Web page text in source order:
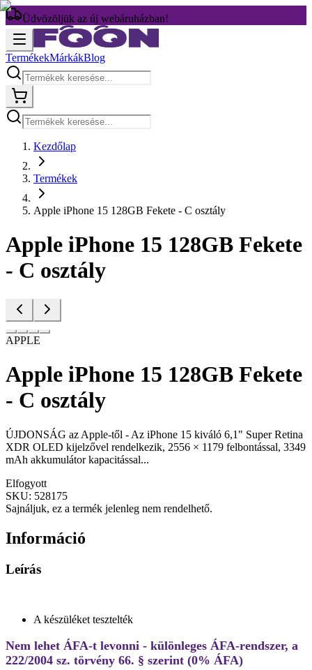
Üdvözöljük az új webáruházban!
TermékekMárkákBlog
Kezdőlap
Termékek
Apple iPhone 15 128GB Fekete - C osztály
Apple iPhone 15 128GB Fekete
- C osztály
APPLE
Apple iPhone 15 128GB Fekete
- C osztály
ÚJDONSÁG az Apple-től - Az iPhone 15 kiváló 6,1" Super Retina
XDR OLED kijelzővel rendelkezik, 2556 × 1179 felbontással, 3349
mAh akkumulátor kapacitással...
Elfogyott
SKU: 528175
Sajnáljuk, ez a termék jelenleg nem rendelhető.
Információ
Leírás
A készüléket tesztelték
Nem lehet ÁFA-t levonni - különleges ÁFA-rendszer, a
222/2004 sz. törvény 66. § szerint (0% ÁFA)